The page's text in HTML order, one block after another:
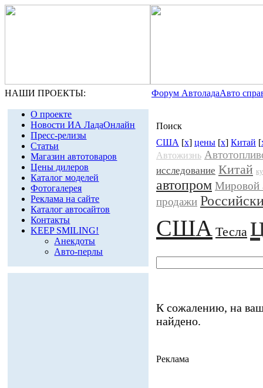
НАШИ ПРОЕКТЫ: Форум АвтоладаАвто
О проекте
Новости ИА ЛадаОнлайн
Пресс-релизы
Статьи
Магазин автотоваров
Цены дилеров
Каталог моделей
Фотогалерея
Реклама на сайте
Каталог автосайтов
Контакты
KEEP SMILING!
Анекдоты
Авто-перлы
Поиск
США [x] цены [x] Китай [
Автожизнь
исследование Китай
автопром Мировой
продажи
США Тесла
К сожалению, на
найдено.
Реклама